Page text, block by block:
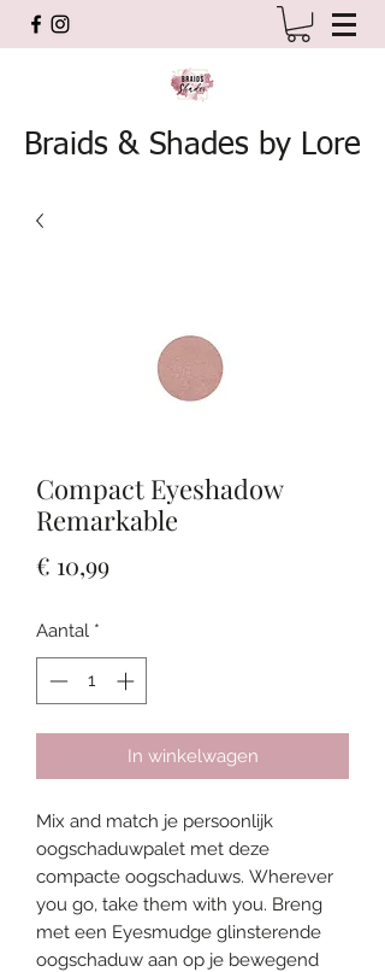
Braids & Shades by Lore
Compact Eyeshadow
Remarkable
€ 10,99Prijs
Aantal *
In winkelwagen
Mix and match je persoonlijk
oogschaduwpalet met deze
compacte oogschaduws. Wherever
you go, take them with you. Breng
met een Eyesmudge glinsterende
oogschaduw aan op je bewegend